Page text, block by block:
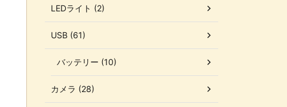
LEDライト (2)
USB (61)
バッテリー (10)
カメラ (28)